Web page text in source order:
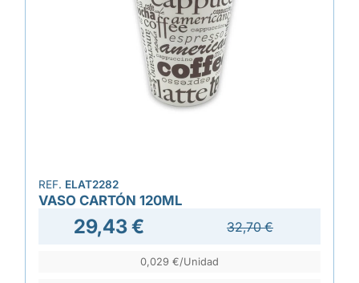
REF. ELAT2282
VASO CARTÓN 120ML
29,43 € 32,70 €
0,029 €/Unidad